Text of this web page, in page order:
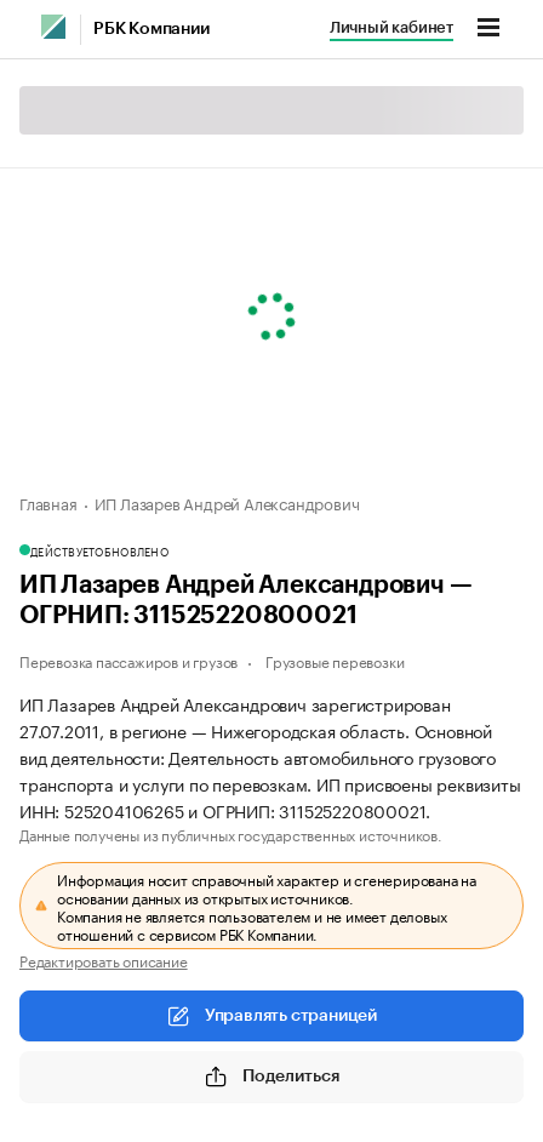
РБК Компании Личный кабинет
Главная ИП Лазарев Андрей Александрович
ДЕЙСТВУЕТОБНОВЛЕНО
ИП Лазарев Андрей Александрович —
ОГРНИП: 311525220800021
Перевозка пассажиров и грузов Грузовые перевозки
ИП Лазарев Андрей Александрович зарегистрирован
27.07.2011, в регионе — Нижегородская область. Основной
вид деятельности: Деятельность автомобильного грузового
транспорта и услуги по перевозкам. ИП присвоены реквизиты
ИНН: 525204106265 и ОГРНИП: 311525220800021.
Данные получены из публичных государственных источников.
Информация носит справочный характер и сгенерирована на
основании данных из открытых источников.
Компания не является пользователем и не имеет деловых
отношений с сервисом РБК Компании.
Редактировать описание
Управлять страницей
Поделиться